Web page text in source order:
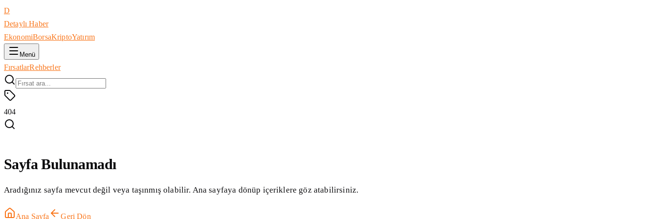
D
Detaylı Haber
EkonomiBorsaKriptoYatırım
Menü
FırsatlarRehberler
404
Sayfa Bulunamadı
Aradığınız sayfa mevcut değil veya taşınmış olabilir. Ana sayfaya dönüp içeriklere göz atabilirsiniz.
Ana Sayfa Geri Dön